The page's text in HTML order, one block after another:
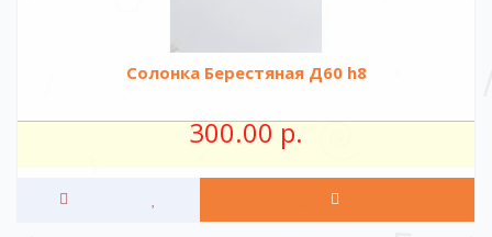
Солонка Берестяная Д60 h8
300.00 р.